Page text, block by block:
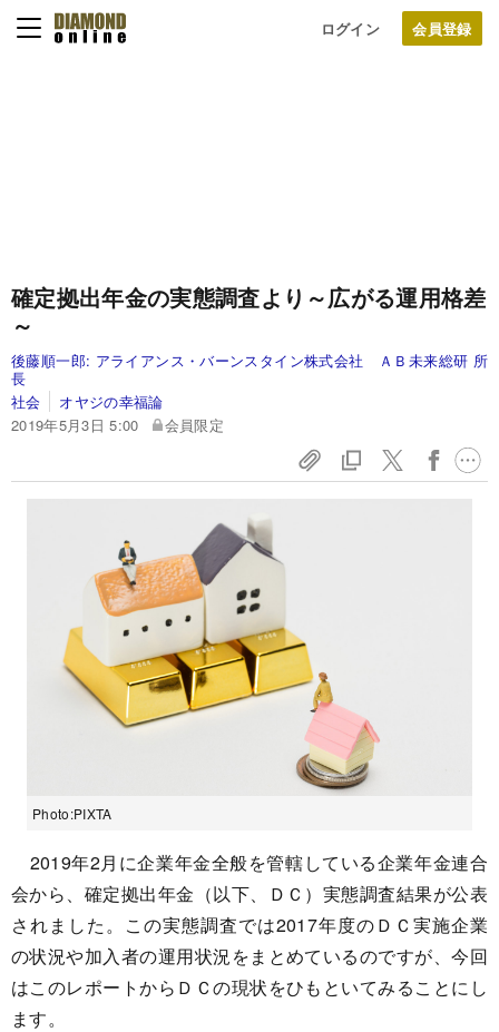
ログイン
確定拠出年金の実態調査より～広がる運用格差
～
後藤順一郎: アライアンス・バーンスタイン株式会社 ＡＢ未来総研 所
長
社会
オヤジの幸福論
2019年5月3日 5:00
会員限定
Photo:PIXTA
2019年2月に企業年金全般を管轄している企業年金連合
会から、確定拠出年金（以下、ＤＣ）実態調査結果が公表
されました。この実態調査では2017年度のＤＣ実施企業
の状況や加入者の運用状況をまとめているのですが、今回
はこのレポートからＤＣの現状をひもといてみることにし
ます。